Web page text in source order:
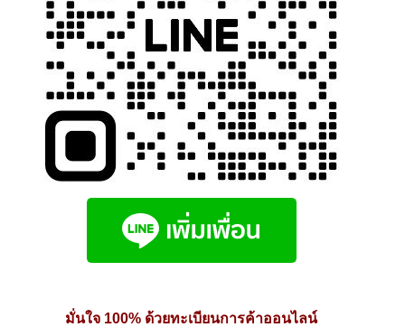
มั่นใจ 100% ด้วยทะเบียนการค้าออนไลน์